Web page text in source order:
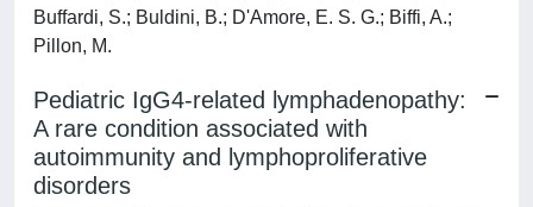
Buffardi, S.; Buldini, B.; D'Amore, E. S. G.; Biffi, A.;
Pillon, M.
Pediatric IgG4-related lymphadenopathy:
A rare condition associated with
autoimmunity and lymphoproliferative
disorders